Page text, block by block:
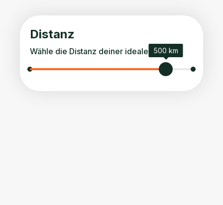
Distanz
Wähle die Distanz deiner idealen Tour.
500 km